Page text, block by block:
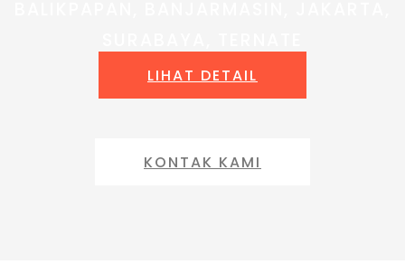
LIHAT DETAIL
KONTAK KAMI